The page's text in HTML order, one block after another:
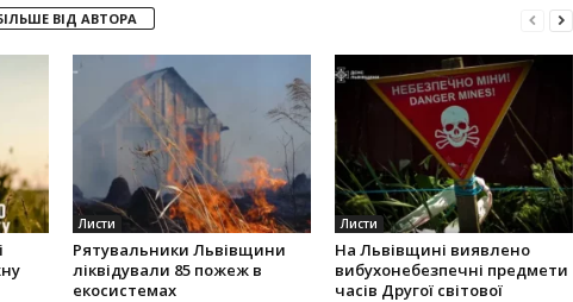
ВІД АВТОРА
Листи
Рятувальники Львівщини
ліквідували 85 пожеж в
екосистемах
Листи
На Львівщині виявлено
вибухонебезпечні предмети
часів Другої світової